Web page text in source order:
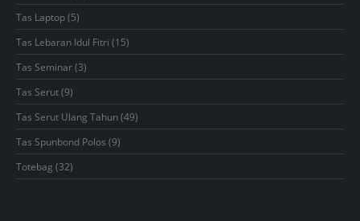
products
Tas Laptop 55
products
Tas Lebaran Idul Fitri 1515
products
Tas Seminar 33
products
Tas Serut 99
products
Tas Serut Ulang Tahun 4949
products
Tas Spunbond Polos 99
products
Totebag 3232
products